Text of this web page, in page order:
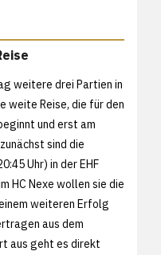
weitere drei Partien in
weite Reise, die für den
und erst am
sind die
Uhr) in der EHF
HC Nexe wollen sie die
weiteren Erfolg
aus dem
aus geht es direkt